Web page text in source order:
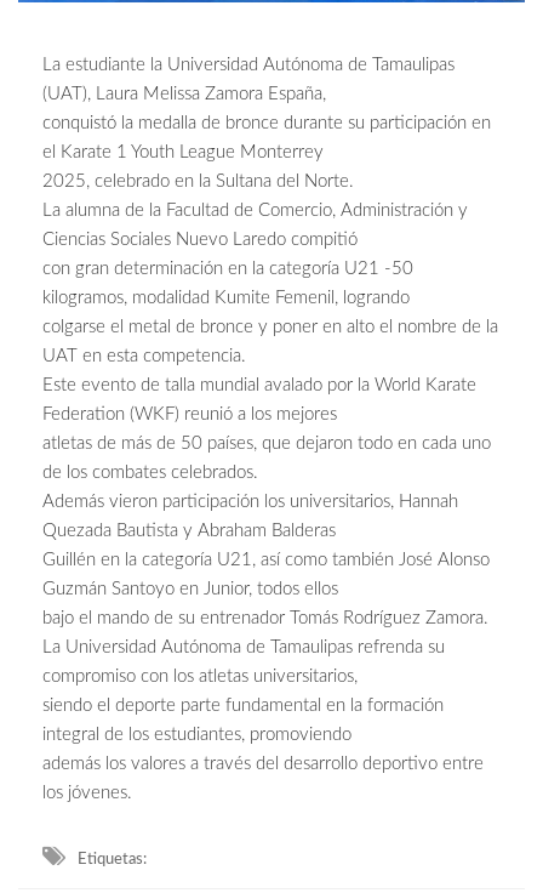
La estudiante la Universidad Autónoma de Tamaulipas
(UAT), Laura Melissa Zamora España,
conquistó la medalla de bronce durante su participación en
el Karate 1 Youth League Monterrey
2025, celebrado en la Sultana del Norte.
La alumna de la Facultad de Comercio, Administración y
Ciencias Sociales Nuevo Laredo compitió
con gran determinación en la categoría U21 -50
kilogramos, modalidad Kumite Femenil, logrando
colgarse el metal de bronce y poner en alto el nombre de la
UAT en esta competencia.
Este evento de talla mundial avalado por la World Karate
Federation (WKF) reunió a los mejores
atletas de más de 50 países, que dejaron todo en cada uno
de los combates celebrados.
Además vieron participación los universitarios, Hannah
Quezada Bautista y Abraham Balderas
Guillén en la categoría U21, así como también José Alonso
Guzmán Santoyo en Junior, todos ellos
bajo el mando de su entrenador Tomás Rodríguez Zamora.
La Universidad Autónoma de Tamaulipas refrenda su
compromiso con los atletas universitarios,
siendo el deporte parte fundamental en la formación
integral de los estudiantes, promoviendo
además los valores a través del desarrollo deportivo entre
los jóvenes.
Etiquetas: